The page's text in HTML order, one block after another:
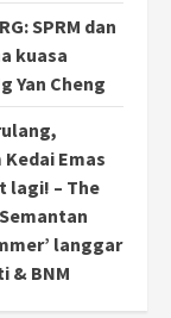
SPRM dan
kuasa
Yan Cheng
Emas
lagi! – The
langgar
& BNM